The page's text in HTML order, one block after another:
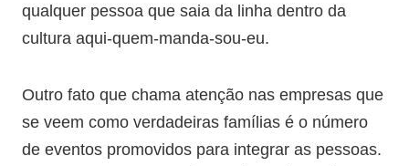
qualquer pessoa que saia da linha dentro da
cultura aqui-quem-manda-sou-eu.
Outro fato que chama atenção nas empresas que
se veem como verdadeiras famílias é o número
de eventos promovidos para integrar as pessoas.